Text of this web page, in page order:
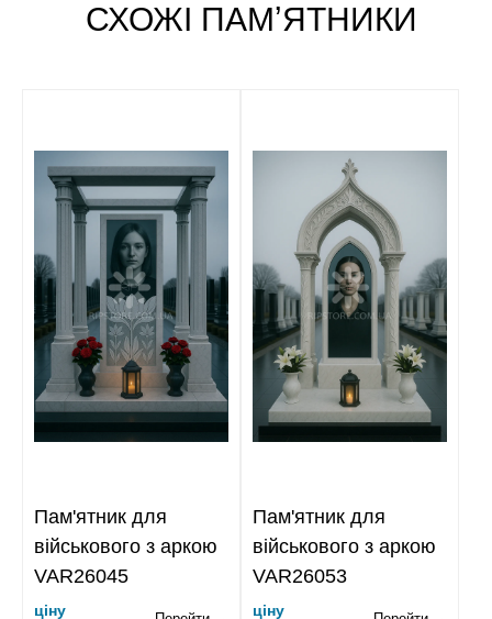
СХОЖІ ПАМʼЯТНИКИ
Пам'ятник для
військового з аркою
VAR26045
ціну
Пам'ятник для
військового з аркою
VAR26053
ціну